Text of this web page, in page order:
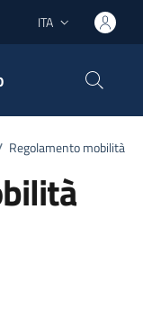
Lingua attiva:
ITA
Regolamento mobilità